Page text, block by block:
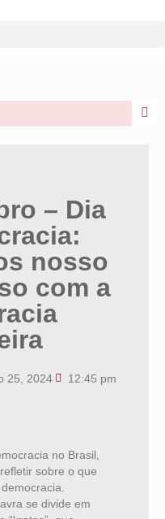
– Dia
nosso
com a
25, 2024 12:45 pm
no Brasil,
sobre o que
se divide em